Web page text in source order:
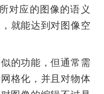
对应的图像的语义
就能达到对图像空
的功能，但通常需
格化，并且对物体